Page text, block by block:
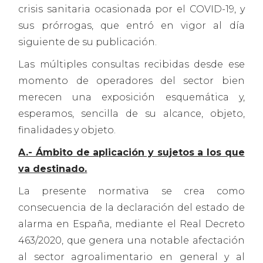
crisis sanitaria ocasionada por el COVID-19, y
sus prórrogas, que entró en vigor al día
siguiente de su publicación.
Las múltiples consultas recibidas desde ese
momento de operadores del sector bien
merecen una exposición esquemática y,
esperamos, sencilla de su alcance, objeto,
finalidades y objeto.
A.- Ámbito de aplicación y sujetos a los que
va destinado.
La presente normativa se crea como
consecuencia de la declaración del estado de
alarma en España, mediante el Real Decreto
463/2020, que genera una notable afectación
al sector agroalimentario en general y al